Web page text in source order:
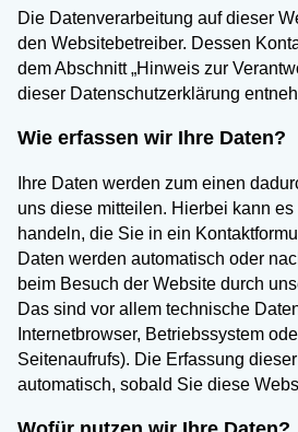
Die Datenverarbeitung auf dieser
den Websitebetreiber. Dessen
dem Abschnitt „Hinweis zur
dieser Datenschutzerklärung
Wie erfassen wir Ihre Daten?
Ihre Daten werden zum einen
uns diese mitteilen. Hierbei kann
handeln, die Sie in ein
Daten werden automatisch oder
beim Besuch der Website durch
Das sind vor allem technische
Internetbrowser, Betriebssystem
Seitenaufrufs). Die Erfassung
automatisch, sobald Sie diese